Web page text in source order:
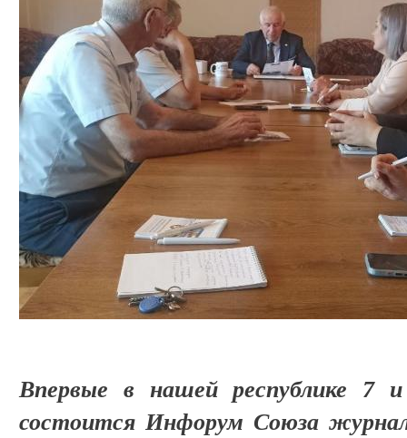
Впервые в нашей республике 7
состоится Инфорум Союза